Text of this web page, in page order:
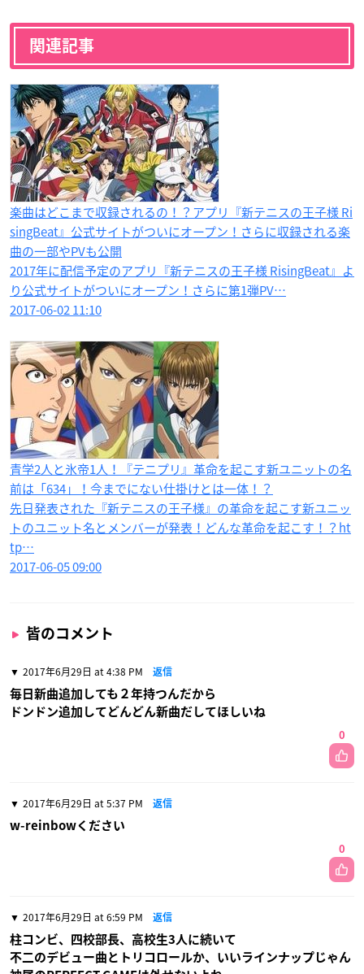
関連記事
楽曲はどこまで収録されるの！？アプリ『新テニスの王子様 Ri
singBeat』公式サイトがついにオープン！さらに収録される楽
曲の一部やPVも公開
2017年に配信予定のアプリ『新テニスの王子様 RisingBeat』よ
り公式サイトがついにオープン！さらに第1弾PV…
2017-06-02 11:10
青学2人と氷帝1人！『テニプリ』革命を起こす新ユニットの名
前は「634」！今までにない仕掛けとは一体！？
先日発表された『新テニスの王子様』の革命を起こす新ユニッ
トのユニット名とメンバーが発表！どんな革命を起こす！？ht
tp…
2017-06-05 09:00
皆のコメント
2017年6月29日 at 4:38 PM 返信
毎日新曲追加しても２年持つんだから
ドンドン追加してどんどん新曲だしてほしいね
0
2017年6月29日 at 5:37 PM 返信
w-reinbowください
0
2017年6月29日 at 6:59 PM 返信
柱コンビ、四校部長、高校生3人に続いて
不二のデビュー曲とトリコロールか、いいラインナップじゃん